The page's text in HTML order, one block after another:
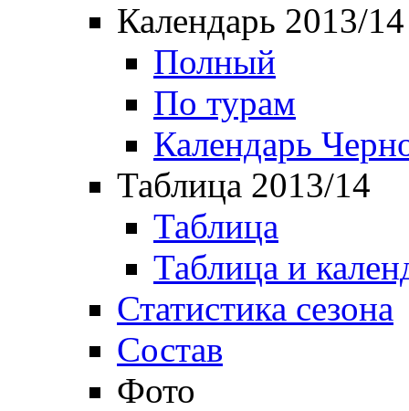
Календарь 2013/14
Полный
По турам
Календарь
Таблица 2013/14
Таблица
Таблица и
Статистика сезона
Состав
Фото